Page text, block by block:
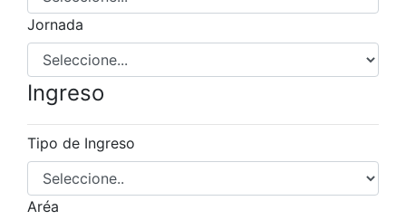
Jornada
Ingreso
Tipo de Ingreso
Aréa